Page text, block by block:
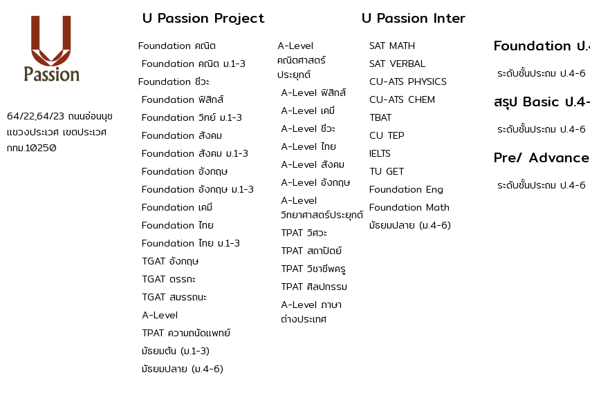
U Passion Project U Passion Inter
64/22,64/23 ถนนอ่อนนุช
แขวงประเวศ เขตประเวศ
กทม.10250
Foundation คณิต
Foundation คณิต ม.1-3
Foundation ชีวะ
Foundation ฟิสิกส์
Foundation วิทย์ ม.1-3
Foundation สังคม
Foundation สังคม ม.1-3
Foundation อังกฤษ
Foundation อังกฤษ ม.1-3
Foundation เคมี
Foundation ไทย
Foundation ไทย ม.1-3
TGAT อังกฤษ
TGAT ตรรกะ
TGAT สมรรถนะ
A-Level
TPAT ความถนัดแพทย์
มัธยมต้น (ม.1-3)
มัธยมปลาย (ม.4-6)
A-Level
คณิตศาสตร์
ประยุกต์
A-Level ฟิสิกส์
A-Level เคมี
A-Level ชีวะ
A-Level ไทย
A-Level สังคม
A-Level อังกฤษ
A-Level
วิทยาศาสตร์ประยุกต์
TPAT วิศวะ
TPAT สถาปัตย์
TPAT วิชาชีพครู
TPAT ศิลปกรรม
A-Level ภาษา
ต่างประเทศ
SAT MATH
SAT VERBAL
CU-ATS PHYSICS
CU-ATS CHEM
TBAT
CU TEP
IELTS
TU GET
Foundation Eng
Foundation Math
มัธยมปลาย (ม.4-6)
Foundation
ระดับชั้นประถม ป.4-6
สรุป Basic ป
ระดับชั้นประถม ป.4-6
Pre/
ระดับชั้นประถม ป.4-6